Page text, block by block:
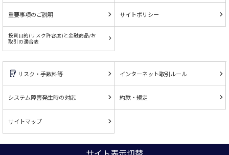
重要事項のご説明 サイトポリシー
投資目的(リスク許容度)と金融商品/お
取引の適合表
リスク・手数料等 インターネット取引ルール
システム障害発生時の対応 約款・規定
サイトマップ